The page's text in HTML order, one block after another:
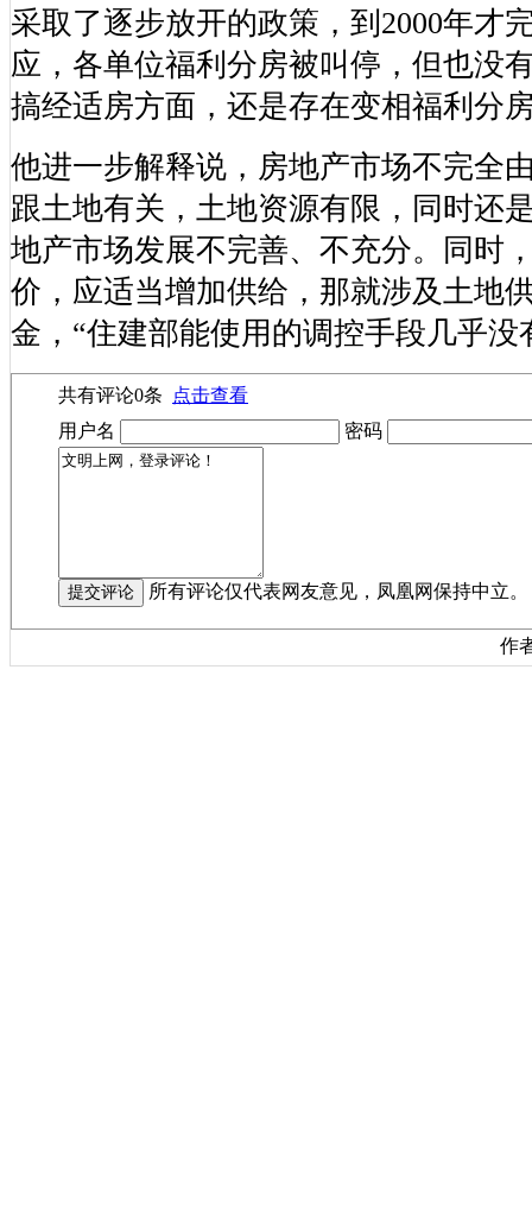
采取了逐步放开的政策，到2000年才
应，各单位福利分房被叫停，但也没
搞经适房方面，还是存在变相福利分
他进一步解释说，房地产市场不完全
跟土地有关，土地资源有限，同时还
地产市场发展不完善、不充分。同时
价，应适当增加供给，那就涉及土地
金，“住建部能使用的调控手段几乎没
共有评论0条
点击查看
用户名
密码
所有评论仅代表网友意见，凤凰网保持中立。
作